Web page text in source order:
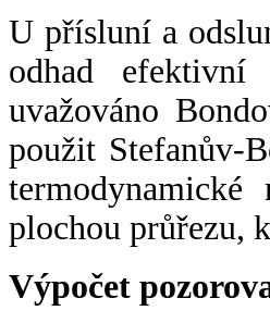
U přísluní a
odhad efektivní
uvažováno
použit Stefanův-
plochou průřezu,
Výpočet